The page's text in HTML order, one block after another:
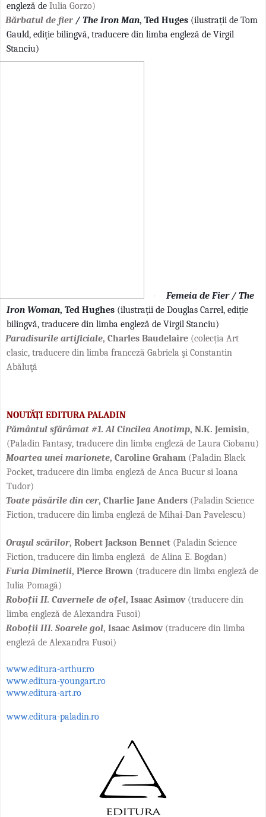
engleză de Iulia Gorzo)
Bărbatul de fier / The Iron Man, Ted Huges (ilustrații de Tom
Gauld, ediție bilingvă, traducere din limba engleză de Virgil
Stanciu)
·
Femeia de Fier / The
Iron Woman, Ted Hughes (ilustrații de Douglas Carrel, ediție
bilingvă, traducere din limba engleză de Virgil Stanciu)
Paradisurile artificiale, Charles Baudelaire (colecția Art
clasic, traducere din limba franceză Gabriela şi Constantin
Abăluţă
NOUTĂȚI EDITURA PALADIN
Pământul sfărâmat #1. Al Cincilea Anotimp, N.K. Jemisin,
(Paladin Fantasy, traducere din limba engleză de Laura Ciobanu)
Moartea unei marionete, Caroline Graham (Paladin Black
Pocket, traducere din limba engleză de Anca Bucur si Ioana
Tudor)
Toate păsările din cer, Charlie Jane Anders (Paladin Science
Fiction, traducere din limba engleză de Mihai-Dan Pavelescu)
Oraşul scărilor, Robert Jackson Bennet (Paladin Science
Fiction, traducere din limba engleză de Alina E. Bogdan)
Furia Diminetii, Pierce Brown (traducere din limba engleză de
Iulia Pomagă)
Roboții II. Cavernele de oțel, Isaac Asimov(traducere din
limba engleză de Alexandra Fusoi)
Roboții III. Soarele gol, Isaac Asimov(traducere din limba
engleză de Alexandra Fusoi)
www.editura-arthur.ro
www.editura-youngart.ro
www.editura-art.ro
www.editura-paladin.ro